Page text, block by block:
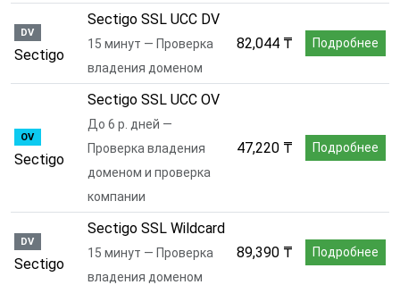
DV
Sectigo
Sectigo SSL UCC DV
15 минут — Проверка
владения доменом
82,044 ₸ Подробнее
OV
Sectigo
Sectigo SSL UCC OV
До 6 р. дней —
Проверка владения
доменом и проверка
компании
47,220 ₸ Подробнее
DV
Sectigo
Sectigo SSL Wildcard
15 минут — Проверка
владения доменом
89,390 ₸ Подробнее